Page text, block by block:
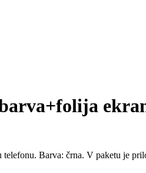
Barva: črna. V paketu je